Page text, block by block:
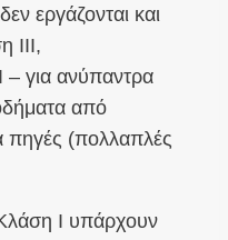
εργάζονται και
ΙΙΙ,
για ανύπαντρα
από
πηγές (πολλαπλές
Κλάση I υπάρχουν